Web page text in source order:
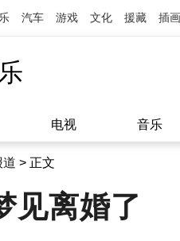
汽车 游戏 文化 援藏 插画
电视 音乐
道 > 正文
见离婚了